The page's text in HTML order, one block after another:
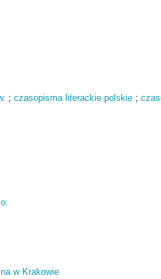
;czasopisma literackie polskie ;
w Krakowie